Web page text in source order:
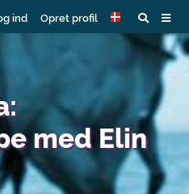
ind Opret profil
med Elin